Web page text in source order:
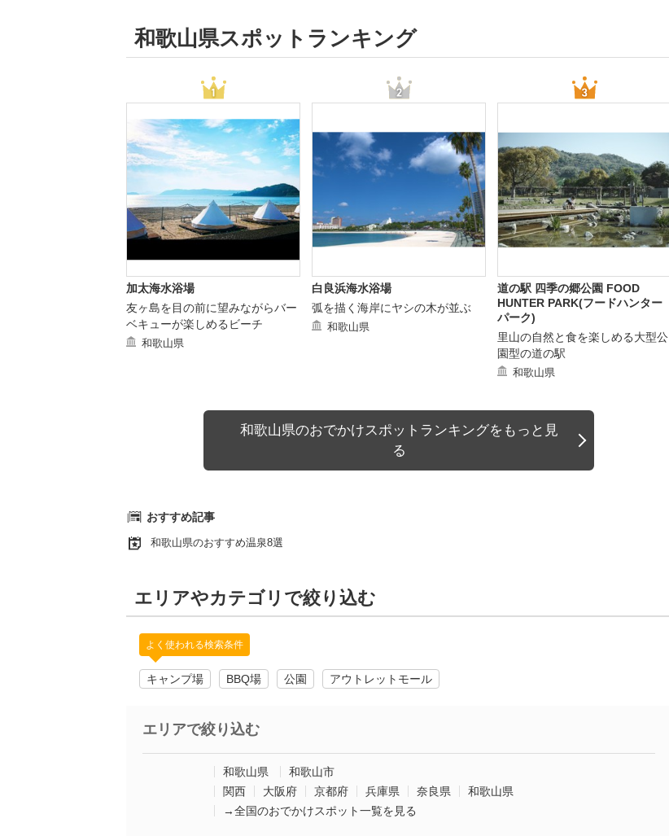
和歌山県スポットランキング
加太海水浴場
友ヶ島を目の前に望みながらバー
ベキューが楽しめるビーチ
和歌山県
白良浜海水浴場
弧を描く海岸にヤシの木が並ぶ
和歌山県
道の駅 四季の郷公園 FOOD
HUNTER PARK(フードハンター
パーク)
里山の自然と食を楽しめる大型公
園型の道の駅
和歌山県
和歌山県のおでかけスポットランキングをもっと見
る
おすすめ記事
和歌山県のおすすめ温泉8選
エリアやカテゴリで絞り込む
よく使われる検索条件
キャンプ場 BBQ場 公園 アウトレットモール
エリアで絞り込む
和歌山県
和歌山市
関西
大阪府 京都府 兵庫県 奈良県
和歌山県
→全国のおでかけスポット一覧を見る